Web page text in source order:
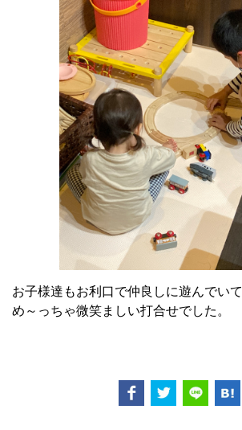
お子様達もお利口で仲良しに遊んでいて
め～っちゃ微笑ましい打合せでした。